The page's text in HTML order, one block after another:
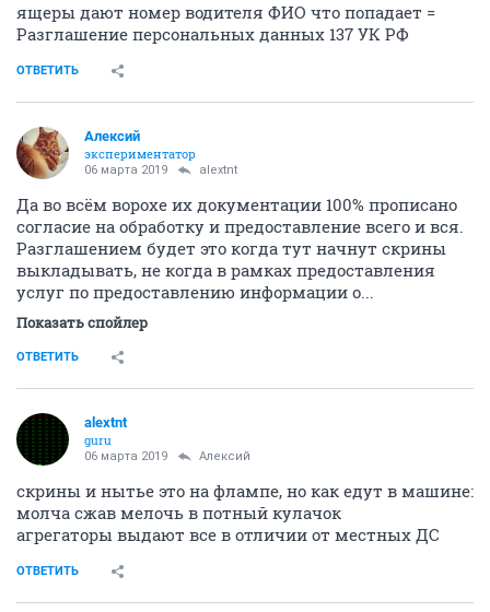
ящеры дают номер водителя ФИО что попадает =
Разглашение персональных данных 137 УК РФ
ОТВЕТИТЬ
Алексий
экспериментатор
06 марта 2019 alextnt
Да во всём ворохе их документации 100% прописано
согласие на обработку и предоставление всего и вся.
Разглашением будет это когда тут начнут скрины
выкладывать, не когда в рамках предоставления
услуг по предоставлению информации о...
Показать спойлер
ОТВЕТИТЬ
alextnt
guru
06 марта 2019 Алексий
скрины и нытье это на флампе, но как едут в машине:
молча сжав мелочь в потный кулачок
агрегаторы выдают все в отличии от местных ДС
ОТВЕТИТЬ